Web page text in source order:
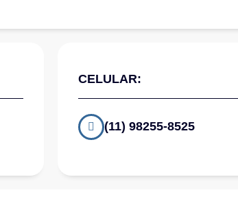
CELULAR:
(11) 98255-8525